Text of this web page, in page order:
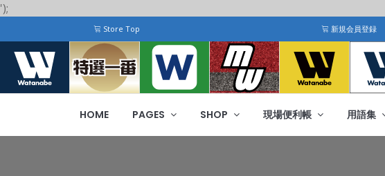
');
Store Top 新規会員登録
HOME PAGES SHOP 現場便利帳 用語集